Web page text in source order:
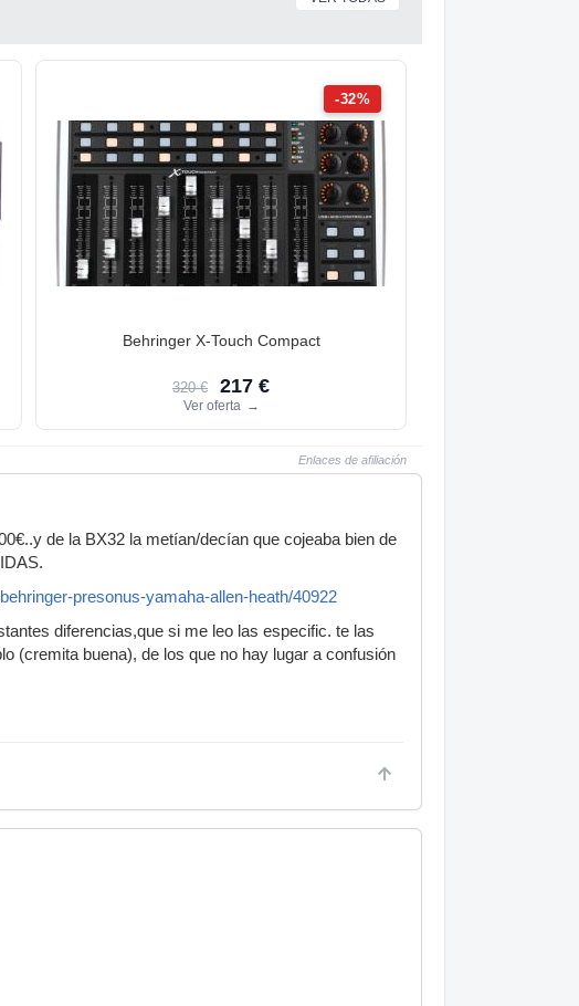
-32%
Behringer X-Touch Compact
320 € 217 €
Ver oferta →
Enlaces de afiliación
de la BX32 la metían/decían que cojeaba bien de
presonus-yamaha-allen-heath/40922
diferencias,que si me leo las especific. te las
(cremita buena), de los que no hay lugar a confusión